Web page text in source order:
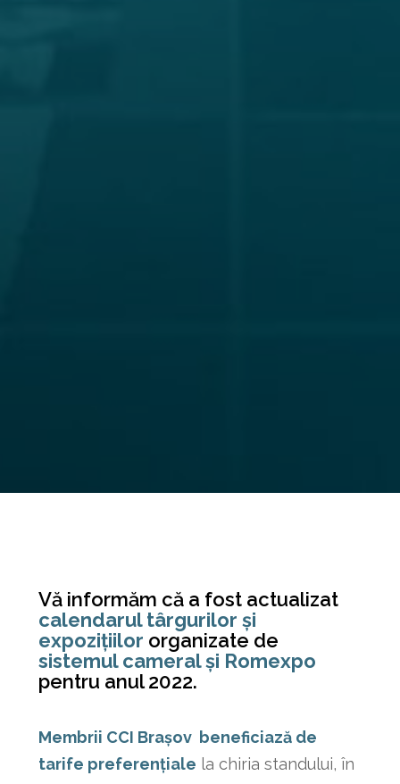
Vă informăm că a fost actualizat
calendarul târgurilor și
expozițiilor organizate de
sistemul cameral și Romexpo
pentru anul 2022.
Membrii CCI Brașov beneficiază de
tarife preferențiale la chiria standului, în